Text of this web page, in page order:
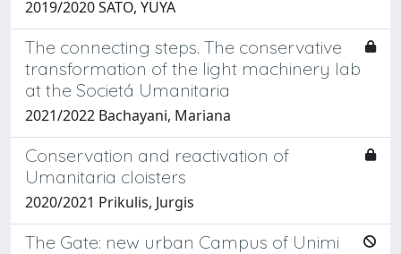
2019/2020 SATO, YUYA
The connecting steps. The conservative
transformation of the light machinery lab
at the Societá Umanitaria
2021/2022 Bachayani, Mariana
Conservation and reactivation of
Umanitaria cloisters
2020/2021 Prikulis, Jurgis
The Gate: new urban Campus of Unimi